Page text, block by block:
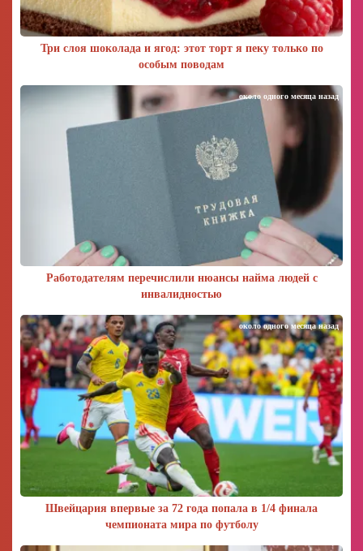
Три слоя шоколада и ягод: этот торт я пеку только по
особым поводам
Работодателям перечислили нюансы найма людей с
инвалидностью
около одного месяца назад
Швейцария впервые за 72 года попала в 1/4 финала
чемпионата мира по футболу
около одного месяца назад